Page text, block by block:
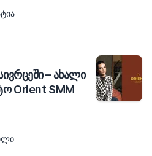
– ახალი
Orient SMM